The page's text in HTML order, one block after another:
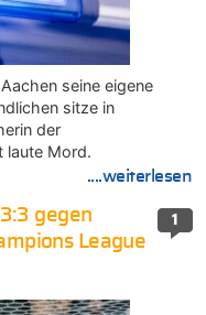
seine eigene
sitze in
der
laute Mord.
....weiterlesen
1
gegen
League